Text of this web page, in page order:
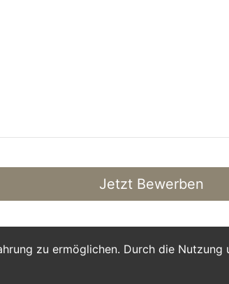
zu ermöglichen. Durch die Nutzung
Jetzt Bewerben